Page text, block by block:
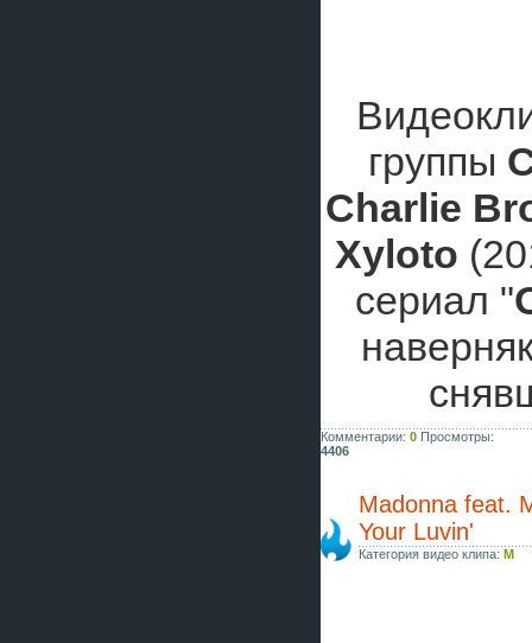
группы
Charlie
Xyloto
сериал "
Комментарии: 0 Просмотры:
4406
Madonna feat.
Your Luvin'
Категория видео клипа: M